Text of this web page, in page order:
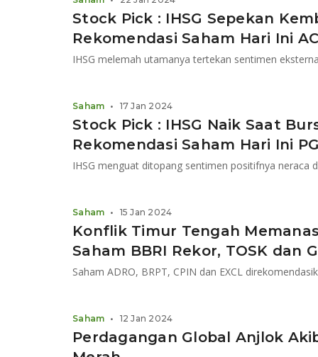
Stock Pick : IHSG Sepekan
Rekomendasi Saham Hari Ini
Stock Pick : IHSG Naik Saat
Rekomendasi Saham Hari Ini
Saham • 17 Jan 2024
Konflik Timur Tengah
Saham BBRI Rekor, TOSK dan
Saham • 15 Jan 2024
Perdagangan Global Anjlok
Saham • 12 Jan 2024